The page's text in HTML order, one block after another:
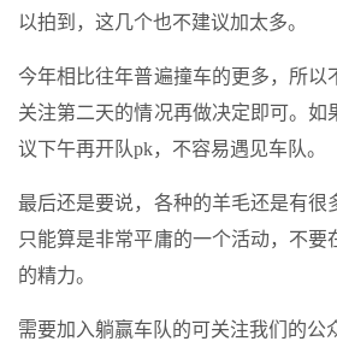
以拍到，这几个也不建议加太多。
今年相比往年普遍撞车的更多，所以
关注第二天的情况再做决定即可。如
议下午再开队pk，不容易遇见车队。
最后还是要说，各种的羊毛还是有很
只能算是非常平庸的一个活动，不要
的精力。
需要加入躺赢车队的可关注我们的公